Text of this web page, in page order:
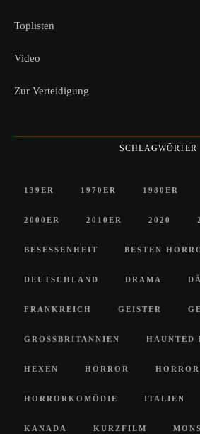
Toplisten
Video
Zur Verteidigung
SCHLAGWÖRTER
139ER 1970ER 1980ER
2000ER 2010ER 2020
BESESSENHEIT BESTEN
DEUTSCHLAND DRAMA
FRANKREICH GEISTER
GROSSBRITANNIEN HAUNTED
HEXEN HORROR
HORRORKOMÖDIE ITALIEN
KANADA KURZFILM